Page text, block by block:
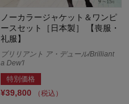
ノーカラージャケット＆ワンピ
ースセット［日本製］ 【喪服・
礼服】
ブリリアント ア・デュール/Brilliant
a Dew'l
特別価格
¥39,800 （税込）